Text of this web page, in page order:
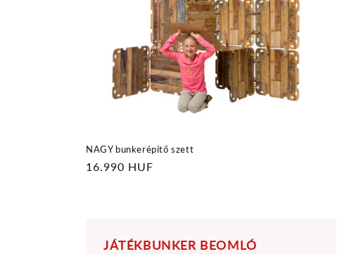
NAGY bunkerépítő szett
Normál
16.990 HUF
JÁTÉKBUNKER BEOMLÓ